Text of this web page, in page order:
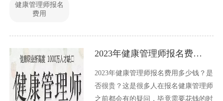
健康管理师报名
费用
2023年健康管理师报名费用多少钱？
2023年健康管理师报名费用多少钱？是
否很贵？这是很多人在报名健康管理师
之前都会有的疑问，毕竟需要花钱的时